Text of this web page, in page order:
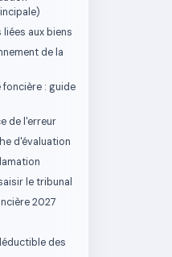
aux biens
de la
: guide
de l'erreur
d'évaluation
le tribunal
2027
des